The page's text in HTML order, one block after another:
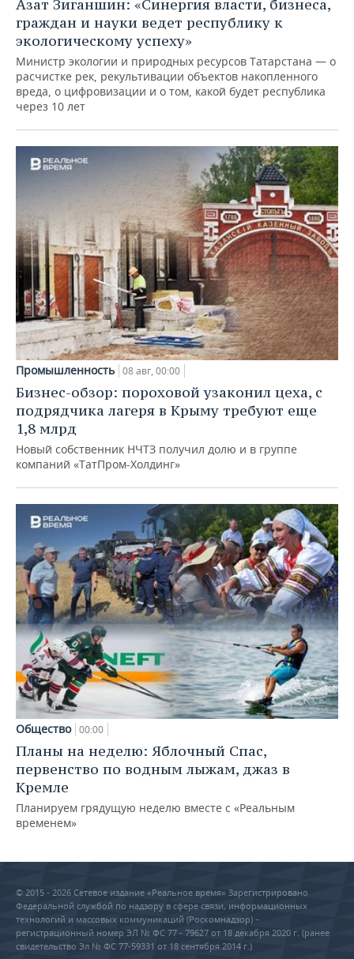
Азат Зиганшин: «Синергия власти, бизнеса,
граждан и науки ведет республику к
экологическому успеху»
Министр экологии и природных ресурсов Татарстана — о
расчистке рек, рекультивации объектов накопленного
вреда, о цифровизации и о том, какой будет республика
через 10 лет
Промышленность 08 авг, 00:00
Бизнес-обзор: пороховой узаконил цеха, с
подрядчика лагеря в Крыму требуют еще
1,8 млрд
Новый собственник НЧТЗ получил долю и в группе
компаний «ТатПром-Холдинг»
Общество 00:00
Планы на неделю: Яблочный Спас,
первенство по водным лыжам, джаз в
Кремле
Планируем грядущую неделю вместе с «Реальным
временем»
© 2015 - 2026 Сетевое издание «Реальное время» Зарегистрировано
Федеральной службой по надзору в сфере связи, информационных
технологий и массовых коммуникаций (Роскомнадзор) –
регистрационный номер ЭЛ № ФС 77 - 79627 от 18 декабря 2020 г. (ранее
свидетельство Эл № ФС 77-59331 от 18 сентября 2014 г.)